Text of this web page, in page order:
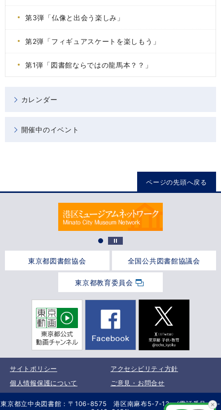
第3弾「仏像と出会う楽しみ」
第2弾「フィギュアスケートを楽しもう」
第1弾「図書館ならではの龍馬本？？」
カレンダー
開催中のイベント
ページの先頭へ戻る
東京都図書館協会 全国公共図書館協議会
東京都教育委員会
サイトポリシー
アクセシビリティ方針
個人情報保護について
ご意見・お問合せ
東京都立中央図書館：〒106-8575 港区南麻布5-7-13 (電話番号 03-